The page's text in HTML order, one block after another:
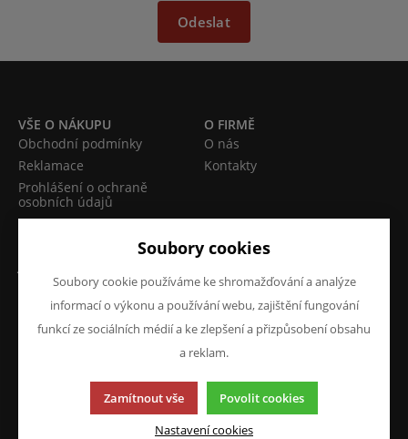
Odeslat
VŠE O NÁKUPU
Obchodní podmínky
Reklamace
Prohlášení o ochraně
osobních údajů
Doprava a platba
O FIRMĚ
O nás
Kontakty
CZK (Kč)
Chcete nám něco sdělit o
našich produktech nebo e-
shopu? Neváhejte napsat.
Soubory cookies
Soubory cookie používáme ke shromažďování a analýze
informací o výkonu a používání webu, zajištění fungování
funkcí ze sociálních médií a ke zlepšení a přizpůsobení obsahu
a reklam.
Zamítnout vše Povolit cookies
Nastavení cookies